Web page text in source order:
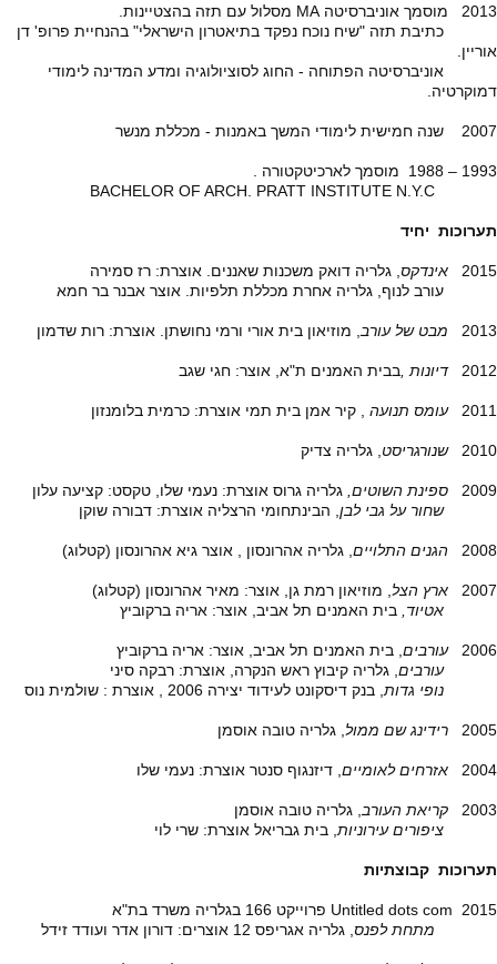
2013 מוסמך אוניברסיטה MA מסלול עם תזה בהצטיינות.
כתיבת תזה "שיח נוכח נפקד בתיאטרון הישראלי" בהנחיית פרופ' דן
אוריין.
אוניברסיטה הפתוחה - החוג לסוציולוגיה ומדע המדינה לימודי
דמוקרטיה.
2007 שנה חמישית לימודי המשך באמנות - מכללת מנשר
1993 – 1988 מוסמך לארכיטקטורה .
BACHELOR OF ARCH. PRATT INSTITUTE N.Y.C
תערוכות יחיד
2015 אינדקס , גלריה דואק משכנות שאננים. אוצרת: רז סמירה
עורב לנוף, גלריה אחרת מכללת תלפיות. אוצר אבנר בר חמא
2013 מבט של עורב , מוזיאון בית אורי ורמי נחושתן. אוצרת: רות שדמון
2012 דיונות , בבית האמנים ת"א, אוצר: חגי שגב
2011 עומס תנועה , קיר אמן בית תמי אוצרת: כרמית בלומנזון
2010 שנורגריסט , גלריה צדיק
2009 ספינת השוטים, גלריה גרוס אוצרת: נעמי שלו, טקסט: קציעה עלון
שחור על גבי לבן , הבינתחומי הרצליה אוצרת: דבורה שוקן
2008 הגנים התלויים , גלריה אהרונסון , אוצר גיא אהרונסון (קטלוג)
2007 ארץ הצל , מוזיאון רמת גן, אוצר: מאיר אהרונסון (קטלוג)
אטיוד, בית האמנים תל אביב, אוצר: אריה ברקוביץ
2006 עורבים , בית האמנים תל אביב, אוצר: אריה ברקוביץ
עורבים , גלריה קיבוץ ראש הנקרה, אוצרת: רבקה סיני
נופי גדות , בנק דיסקונט לעידוד יצירה 2006 , אוצרת : שולמית נוס
2005 רידינג שם ממול , גלריה טובה אוסמן
2004 אזרחים לאומיים , דיזנגוף סנטר אוצרת: נעמי שלו
2003 קריאת העורב , גלריה טובה אוסמן
ציפורים עירוניות , בית גבריאל אוצרת: שרי לוי
תערוכות קבוצתיות
2015 Untitled dots com פרוייקט 166 בגלריה משרד בת"א
מתחת לפנס , גלריה אגריפס 12 אוצרים: דורון אדר ועודד זידל